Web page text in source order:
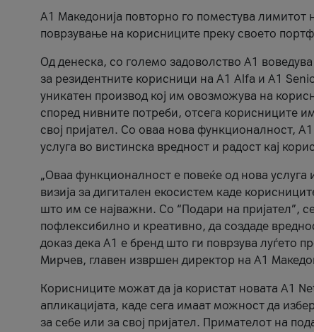
А1 Македонија повторно го поместува
поврзување на корисниците преку своето
Од денеска, со големо задоволство А1
за резидентните корисници на А1 Alfa и A1
уникатен производ кој им овозможува на
според нивните потреби, отсега корисниците
свој пријател. Со оваа нова функционалност,
услуга во вистинска вредност и радост кај
„Оваа функционалност е повеќе од нова
визија за дигитален екосистем каде
што им се најважни. Со “Подари на пријател”,
пофлексибилно и креативно, да создаде
доказ дека А1 е бренд што ги поврзува луѓето
Мирчев, главен извршен директор на А1
Корисниците можат да ја користат новата А1
апликацијата, каде сега имаат можност да
за себе или за свој пријател. Примателот на